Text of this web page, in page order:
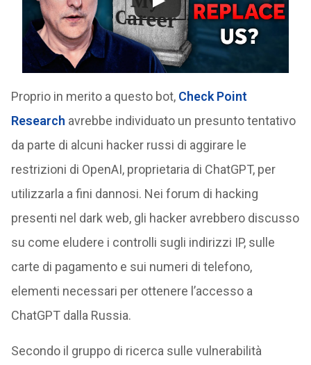
Proprio in merito a questo bot, Check Point
Research avrebbe individuato un presunto tentativo
da parte di alcuni hacker russi di aggirare le
restrizioni di OpenAI, proprietaria di ChatGPT, per
utilizzarla a fini dannosi. Nei forum di hacking
presenti nel dark web, gli hacker avrebbero discusso
su come eludere i controlli sugli indirizzi IP, sulle
carte di pagamento e sui numeri di telefono,
elementi necessari per ottenere l’accesso a
ChatGPT dalla Russia.
Secondo il gruppo di ricerca sulle vulnerabilità